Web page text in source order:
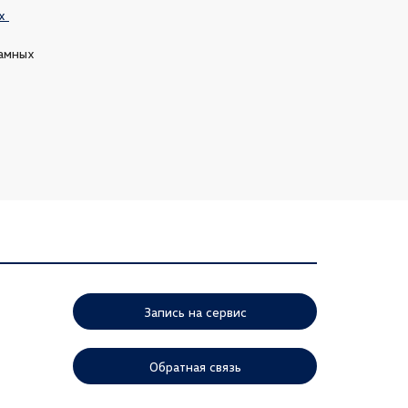
Запись на сервис
Обратная связь